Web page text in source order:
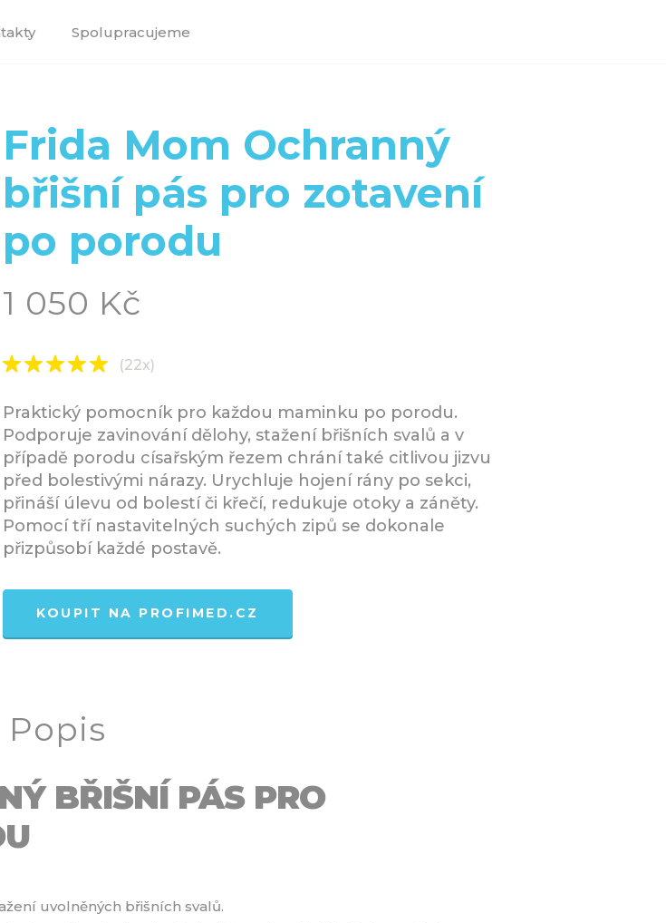
Spolupracujeme
Frida Mom Ochranný
břišní pás pro zotavení
po porodu
1 050 Kč
(22x)
Praktický pomocník pro každou maminku po porodu.
Podporuje zavinování dělohy, stažení břišních svalů a v
případě porodu císařským řezem chrání také citlivou jizvu
před bolestivými nárazy. Urychluje hojení rány po sekci,
přináší úlevu od bolestí či křečí, redukuje otoky a záněty.
Pomocí tří nastavitelných suchých zipů se dokonale
přizpůsobí každé postavě.
KOUPIT NA PROFIMED.CZ
Popis
BŘIŠNÍ PÁS PRO
uvolněných břišních svalů.